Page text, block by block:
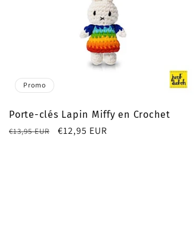
Promo
Porte-clés Lapin Miffy en Crochet
Prix
€13,95 EUR
Prix
€12,95 EUR